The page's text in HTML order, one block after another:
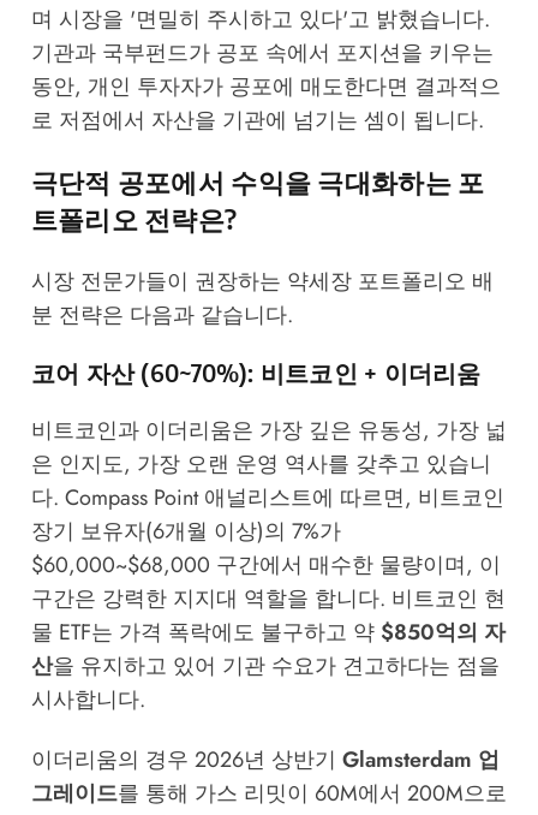
며 시장을 '면밀히 주시하고 있다'고 밝혔습니다.
기관과 국부펀드가 공포 속에서 포지션을 키우는
동안, 개인 투자자가 공포에 매도한다면 결과적으
로 저점에서 자산을 기관에 넘기는 셈이 됩니다.
극단적 공포에서 수익을 극대화하는 포
트폴리오 전략은?
시장 전문가들이 권장하는 약세장 포트폴리오 배
분 전략은 다음과 같습니다.
코어 자산 (60~70%): 비트코인 + 이더리움
비트코인과 이더리움은 가장 깊은 유동성, 가장 넓
은 인지도, 가장 오랜 운영 역사를 갖추고 있습니
다. Compass Point 애널리스트에 따르면, 비트코인
장기 보유자(6개월 이상)의 7%가
$60,000~$68,000 구간에서 매수한 물량이며, 이
구간은 강력한 지지대 역할을 합니다. 비트코인 현
물 ETF는 가격 폭락에도 불구하고 약 $850억의 자
산을 유지하고 있어 기관 수요가 견고하다는 점을
시사합니다.
이더리움의 경우 2026년 상반기 Glamsterdam 업
그레이드를 통해 가스 리밋이 60M에서 200M으로